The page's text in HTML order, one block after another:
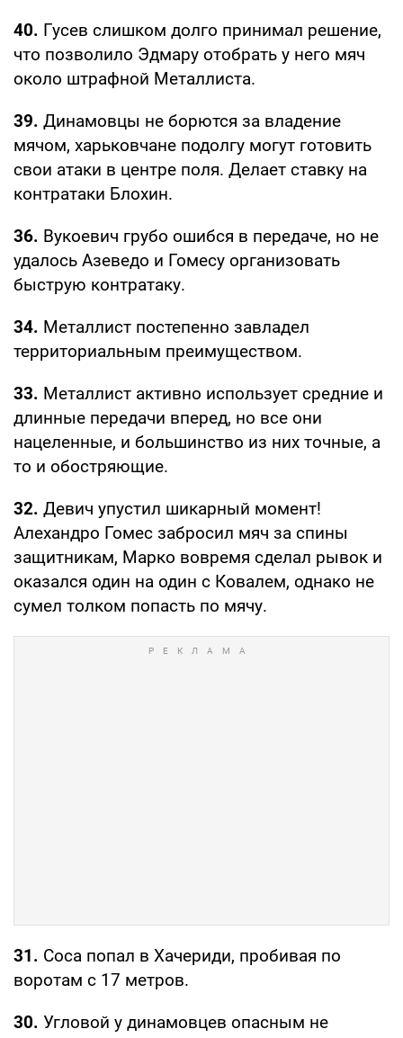
40. Гусев слишком долго принимал решение,
что позволило Эдмару отобрать у него мяч
около штрафной Металлиста.
39. Динамовцы не борются за владение
мячом, харьковчане подолгу могут готовить
свои атаки в центре поля. Делает ставку на
контратаки Блохин.
36. Вукоевич грубо ошибся в передаче, но не
удалось Азеведо и Гомесу организовать
быструю контратаку.
34. Металлист постепенно завладел
территориальным преимуществом.
33. Металлист активно использует средние и
длинные передачи вперед, но все они
нацеленные, и большинство из них точные, а
то и обостряющие.
32. Девич упустил шикарный момент!
Алехандро Гомес забросил мяч за спины
защитникам, Марко вовремя сделал рывок и
оказался один на один с Ковалем, однако не
сумел толком попасть по мячу.
31. Соса попал в Хачериди, пробивая по
воротам с 17 метров.
30. Угловой у динамовцев опасным не